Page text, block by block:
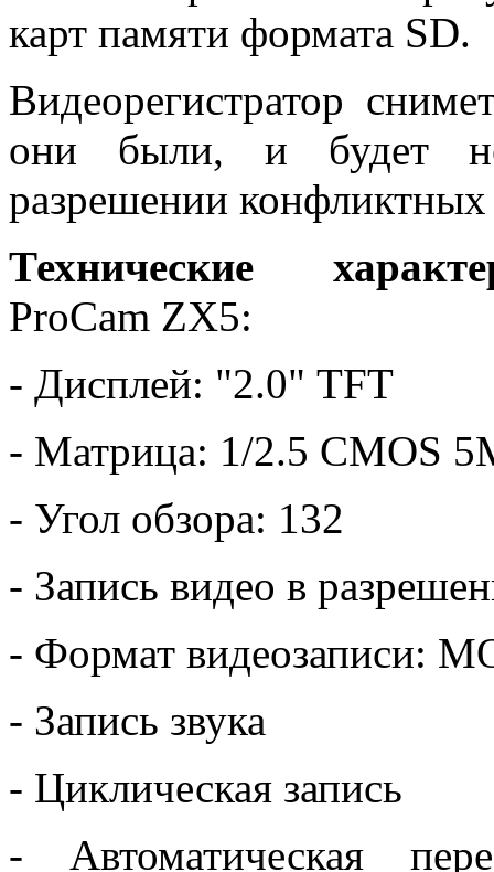
карт памяти формата SD.
Видеорегистратор
они были, и будет
разрешении конфликтных
Технические
ProCam ZX5:
- Дисплей: "2.0" TFT
- Матрица: 1/2.5 CMOS
- Угол обзора: 132
- Запись видео в
- Формат видеозаписи:
- Запись звука
- Циклическая запись
- Автоматическая